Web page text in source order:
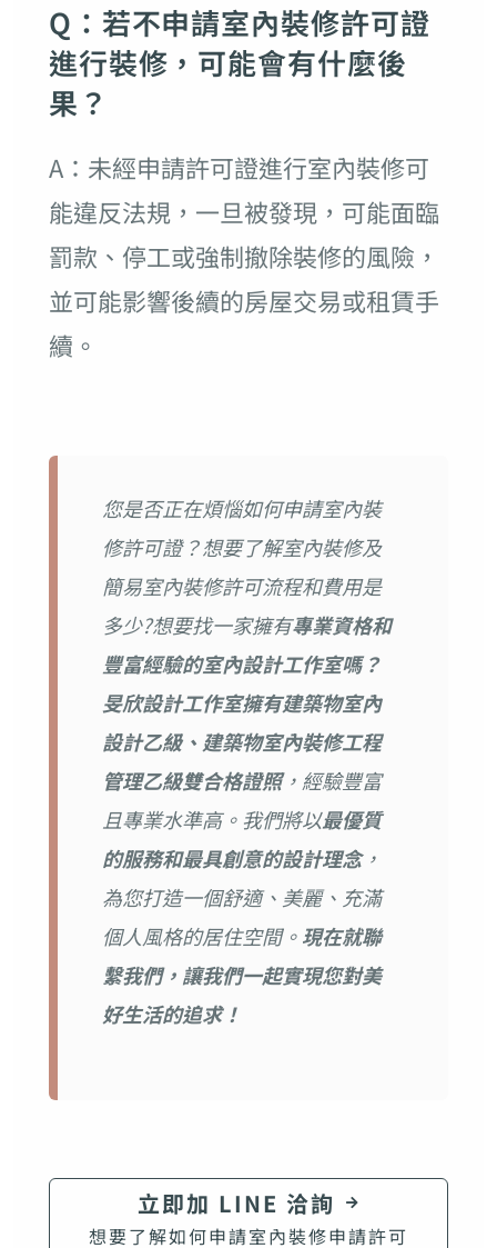
Q：若不申請室內裝修許可證
進行裝修，可能會有什麼後
果？
A：未經申請許可證進行室內裝修可
能違反法規，一旦被發現，可能面臨
罰款、停工或強制撤除裝修的風險，
並可能影響後續的房屋交易或租賃手
續。
您是否正在煩惱如何申請室內裝
修許可證？想要了解室內裝修及
簡易室內裝修許可流程和費用是
多少?想要找一家擁有專業資格和
豐富經驗的室內設計工作室嗎？
旻欣設計工作室擁有建築物室內
設計乙級、建築物室內裝修工程
管理乙級雙合格證照，經驗豐富
且專業水準高。我們將以最優質
的服務和最具創意的設計理念，
為您打造一個舒適、美麗、充滿
個人風格的居住空間。現在就聯
繫我們，讓我們一起實現您對美
好生活的追求！
立即加 LINE 洽詢
想要了解如何申請室內裝修申請許可